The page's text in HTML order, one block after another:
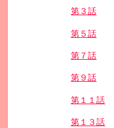
第３話
第５話
第７話
第９話
第１１話
第１３話